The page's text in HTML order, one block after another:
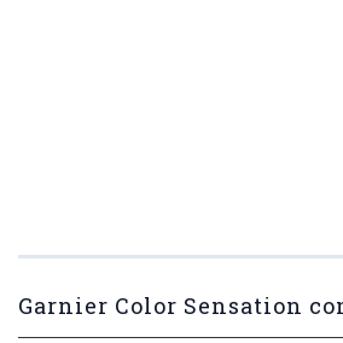
Garnier Color Sensation